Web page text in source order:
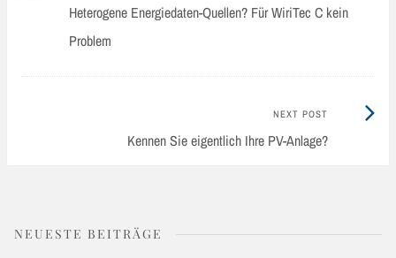
navigation
post:
Heterogene Energiedaten-Quellen? Für WiriTec C kein
Problem
NEXT POST
Kennen Sie eigentlich Ihre PV-Anlage?
NEUESTE BEITRÄGE